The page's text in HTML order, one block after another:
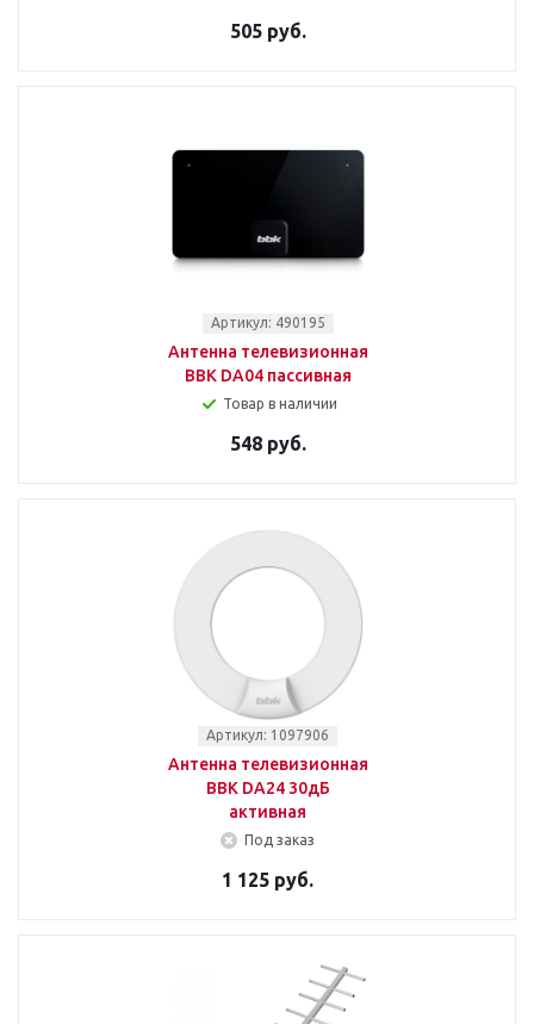
505 руб.
Артикул: 490195
Антенна телевизионная
BBK DA04 пассивная
Товар в наличии
548 руб.
Артикул: 1097906
Антенна телевизионная
BBK DA24 30дБ
активная
Под заказ
1 125 руб.